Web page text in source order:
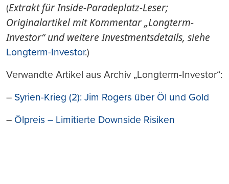
(Extrakt für Inside-Paradeplatz-Leser;
Originalartikel mit Kommentar „Longterm-
Investor“ und weitere Investmentsdetails, siehe
Longterm-Investor.)
Verwandte Artikel aus Archiv „Longterm-Investor“:
– Syrien-Krieg (2): Jim Rogers über Öl und Gold
– Ölpreis – Limitierte Downside Risiken